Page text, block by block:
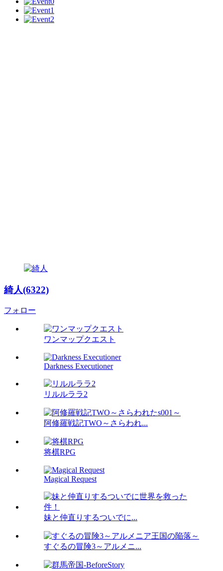
綺人(6322)
フォロー
ワンマップクエスト
Darkness Executioner
リルルララ2
阿修羅戦記TWO～さらわれ...
将棋RPG
Magical Request
妹と仲直りするついでに...
すぐるの冒険3～アルメニ...